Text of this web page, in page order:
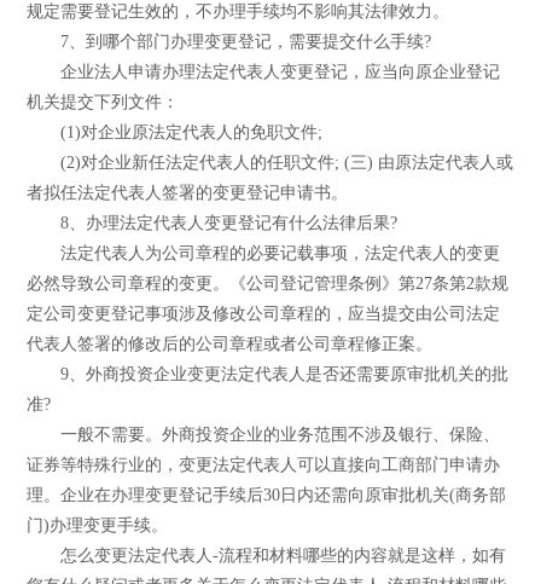
规定需要登记生效的，不办理手续均不影响其法律效力。
7、到哪个部门办理变更登记，需要提交什么手续?
企业法人申请办理法定代表人变更登记，应当向原企业登记
机关提交下列文件：
(1)对企业原法定代表人的免职文件;
(2)对企业新任法定代表人的任职文件; (三) 由原法定代表人或
者拟任法定代表人签署的变更登记申请书。
8、办理法定代表人变更登记有什么法律后果?
法定代表人为公司章程的必要记载事项，法定代表人的变更
必然导致公司章程的变更。《公司登记管理条例》第27条第2款规
定公司变更登记事项涉及修改公司章程的，应当提交由公司法定
代表人签署的修改后的公司章程或者公司章程修正案。
9、外商投资企业变更法定代表人是否还需要原审批机关的批
准?
一般不需要。外商投资企业的业务范围不涉及银行、保险、
证券等特殊行业的，变更法定代表人可以直接向工商部门申请办
理。企业在办理变更登记手续后30日内还需向原审批机关(商务部
门)办理变更手续。
怎么变更法定代表人-流程和材料哪些的内容就是这样，如有